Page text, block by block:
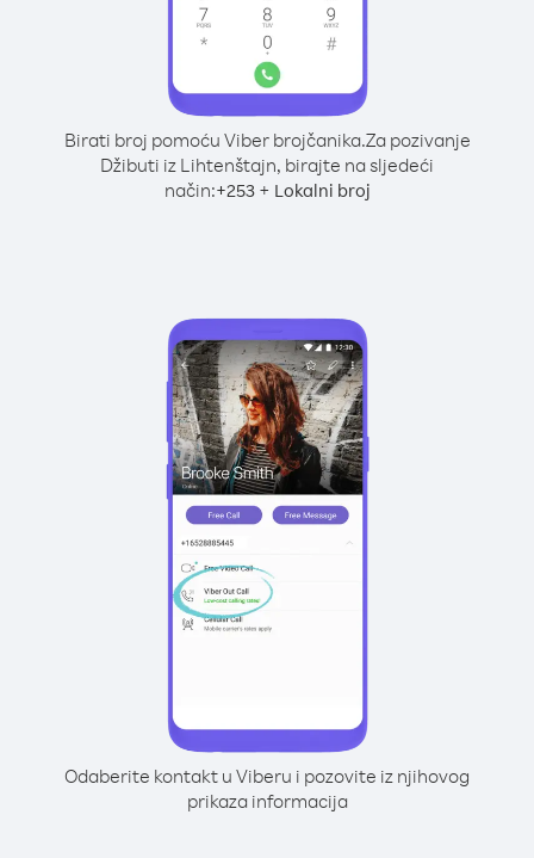
Birati broj pomoću Viber brojčanika.Za pozivanje
Džibuti iz Lihtenštajn, birajte na sljedeći
način:+253+ Lokalni broj
Odaberite kontakt u Viberu i pozovite iz njihovog
prikaza informacija